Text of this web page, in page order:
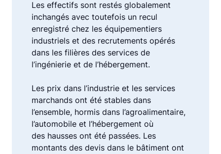
Les effectifs sont restés globalement
inchangés avec toutefois un recul
enregistré chez les équipementiers
industriels et des recrutements opérés
dans les filières des services de
l’ingénierie et de l’hébergement.
Les prix dans l’industrie et les services
marchands ont été stables dans
l’ensemble, hormis dans l’agroalimentaire,
l’automobile et l’hébergement où
des hausses ont été passées. Les
montants des devis dans le bâtiment ont